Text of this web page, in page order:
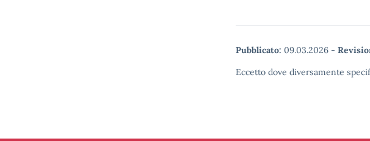
Pubblicato: 09.03.2026 -
Eccetto dove diversamente